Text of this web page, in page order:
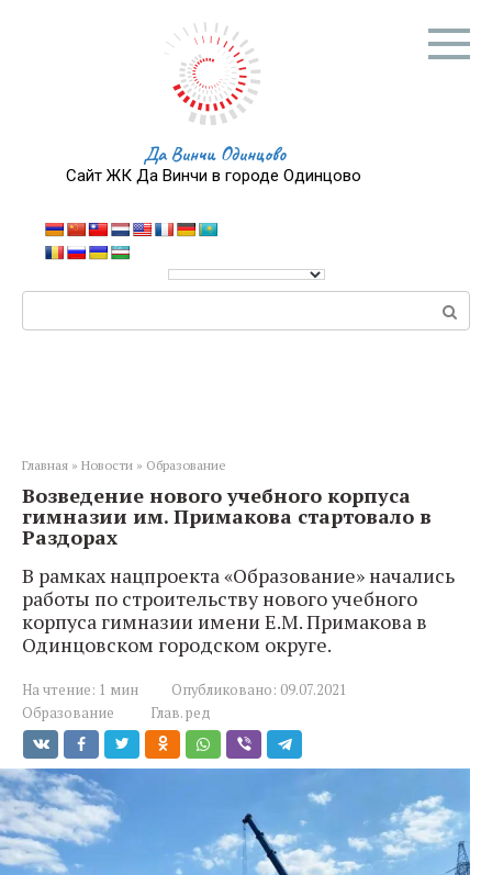
Да Винчи Одинцово
Сайт ЖК Да Винчи в городе Одинцово
Главная » Новости » Образование
Возведение нового учебного корпуса
гимназии им. Примакова стартовало в
Раздорах
В рамках нацпроекта «Образование» начались
работы по строительству нового учебного
корпуса гимназии имени Е.М. Примакова в
Одинцовском городском округе.
На чтение: 1 мин Опубликовано: 09.07.2021
Образование
Глав. ред